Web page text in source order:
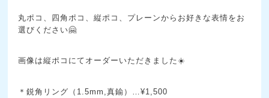
丸ポコ、四角ポコ、縦ポコ、プレーンからお好きな表情をお
選びください🤗
画像は縦ポコにてオーダーいただきました☀️
＊鋭角リング（1.5mm,真鍮）…¥1,500